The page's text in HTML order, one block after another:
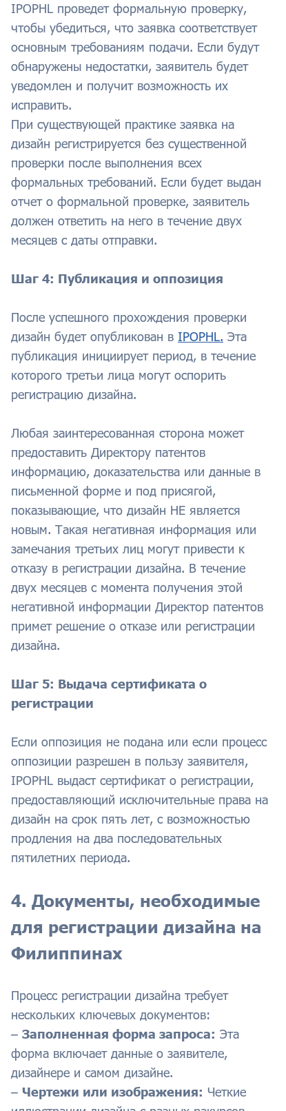
IPOPHL проведет формальную проверку,
чтобы убедиться, что заявка соответствует
основным требованиям подачи. Если будут
обнаружены недостатки, заявитель будет
уведомлен и получит возможность их
исправить.
При существующей практике заявка на
дизайн регистрируется без существенной
проверки после выполнения всех
формальных требований. Если будет выдан
отчет о формальной проверке, заявитель
должен ответить на него в течение двух
месяцев с даты отправки.
Шаг 4: Публикация и оппозиция
После успешного прохождения проверки
дизайн будет опубликован в IPOPHL. Эта
публикация инициирует период, в течение
которого третьи лица могут оспорить
регистрацию дизайна.
Любая заинтересованная сторона может
предоставить Директору патентов
информацию, доказательства или данные в
письменной форме и под присягой,
показывающие, что дизайн НЕ является
новым. Такая негативная информация или
замечания третьих лиц могут привести к
отказу в регистрации дизайна. В течение
двух месяцев с момента получения этой
негативной информации Директор патентов
примет решение о отказе или регистрации
дизайна.
Шаг 5: Выдача сертификата о
регистрации
Если оппозиция не подана или если процесс
оппозиции разрешен в пользу заявителя,
IPOPHL выдаст сертификат о регистрации,
предоставляющий исключительные права на
дизайн на срок пять лет, с возможностью
продления на два последовательных
пятилетних периода.
4. Документы, необходимые
для регистрации дизайна на
Филиппинах
Процесс регистрации дизайна требует
нескольких ключевых документов:
– Заполненная форма запроса: Эта
форма включает данные о заявителе,
дизайнере и самом дизайне.
– Чертежи или изображения: Четкие